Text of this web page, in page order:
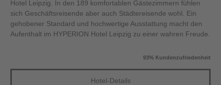
Hotel Leipzig. In den 189 komfortablen Gästezimmern fühlen
sich Geschäftsreisende aber auch Städtereisende wohl. Ein
gehobener Standard und hochwertige Ausstattung macht den
Aufenthalt im HYPERION Hotel Leipzig zu einer wahren Freude.
93% Kundenzufriedenheit
Hotel-Details